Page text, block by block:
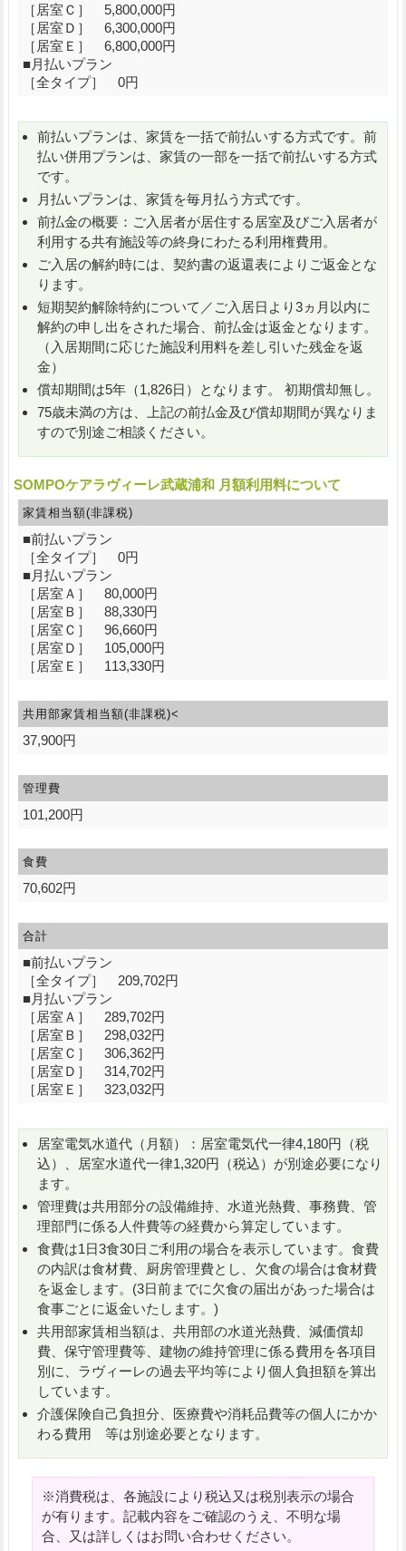
［居室Ｃ］ 5,800,000円
［居室Ｄ］ 6,300,000円
［居室Ｅ］ 6,800,000円
■月払いプラン
［全タイプ］ 0円
前払いプランは、家賃を一括で前払いする方式です。前
払い併用プランは、家賃の一部を一括で前払いする方式
です。
月払いプランは、家賃を毎月払う方式です。
前払金の概要：ご入居者が居住する居室及びご入居者が
利用する共有施設等の終身にわたる利用権費用。
ご入居の解約時には、契約書の返還表によりご返金とな
ります。
短期契約解除特約について／ご入居日より3ヵ月以内に
解約の申し出をされた場合、前払金は返金となります。
（入居期間に応じた施設利用料を差し引いた残金を返
金）
償却期間は5年（1,826日）となります。 初期償却無し。
75歳未満の方は、上記の前払金及び償却期間が異なりま
すので別途ご相談ください。
SOMPOケアラヴィーレ武蔵浦和 月額利用料について
家賃相当額(非課税)
■前払いプラン
［全タイプ］ 0円
■月払いプラン
［居室Ａ］ 80,000円
［居室Ｂ］ 88,330円
［居室Ｃ］ 96,660円
［居室Ｄ］ 105,000円
［居室Ｅ］ 113,330円
共用部家賃相当額(非課税)<
37,900円
管理費
101,200円
食費
70,602円
合計
■前払いプラン
［全タイプ］ 209,702円
■月払いプラン
［居室Ａ］ 289,702円
［居室Ｂ］ 298,032円
［居室Ｃ］ 306,362円
［居室Ｄ］ 314,702円
［居室Ｅ］ 323,032円
居室電気水道代（月額）：居室電気代一律4,180円（税
込）、居室水道代一律1,320円（税込）が別途必要になり
ます。
管理費は共用部分の設備維持、水道光熱費、事務費、管
理部門に係る人件費等の経費から算定しています。
食費は1日3食30日ご利用の場合を表示しています。食費
の内訳は食材費、厨房管理費とし、欠食の場合は食材費
を返金します。(3日前までに欠食の届出があった場合は
食事ごとに返金いたします。)
共用部家賃相当額は、共用部の水道光熱費、減価償却
費、保守管理費等、建物の維持管理に係る費用を各項目
別に、ラヴィーレの過去平均等により個人負担額を算出
しています。
介護保険自己負担分、医療費や消耗品費等の個人にかか
わる費用 等は別途必要となります。
※消費税は、各施設により税込又は税別表示の場合
が有ります。記載内容をご確認のうえ、不明な場
合、又は詳しくはお問い合わせください。